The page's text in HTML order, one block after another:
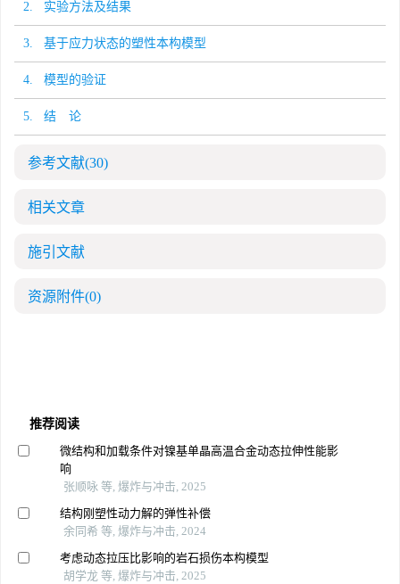
2. 实验方法及结果
3. 基于应力状态的塑性本构模型
4. 模型的验证
5. 结 论
参考文献(30)
相关文章
施引文献
资源附件(0)
推荐阅读
微结构和加载条件对镍基单晶高温合金动态拉伸性能影
响
张顺咏 等, 爆炸与冲击, 2025
结构刚塑性动力解的弹性补偿
余同希 等, 爆炸与冲击, 2024
考虑动态拉压比影响的岩石损伤本构模型
胡学龙 等, 爆炸与冲击, 2025